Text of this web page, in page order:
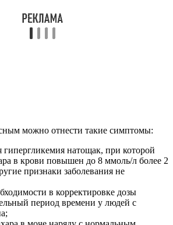
можно отнести такие симптомы:
гипергликемия натощак, при которой
в крови повышен до 8 ммоль/л более 2
признаки заболевания не
в корректировке дозы
период времени у людей с